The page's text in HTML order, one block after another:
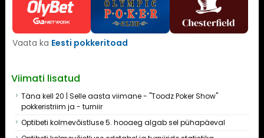
Vaata ka Eesti pokkeritoad
Viimati lisatud
Täna kell 20 | Selle aasta viimane - "Toodz Poker Show"
pokkeristriim ja - turniir
Optibeti kolmevõistluse 5. hooaeg algab sel pühapäeval